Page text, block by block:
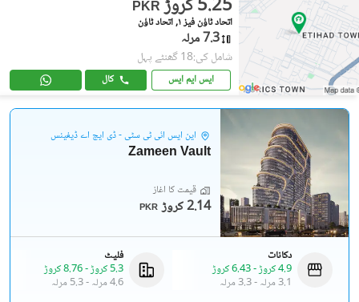
PKR 5.25 کروڑ
اتحاد ٹاؤن فیز ١, اتحاد ٹاؤن
7.3 مرلہ
شامل کی:18 گھنٹے پہل
ایس ایم ایس کال
این ایس آئی ٹی سٹی - ڈی ایچ اے ڈیفینس
Zameen Vault
قیمت کا آغاز
PKR 2.14 کروڑ
دکانات
4.9 کروڑ
-6.43 کروڑ
3.1 مرلہ
-3.3 مرلہ
فلیٹ
5.3 کروڑ
-8.76 کروڑ
4.6 مرلہ
-5.3 مرلہ